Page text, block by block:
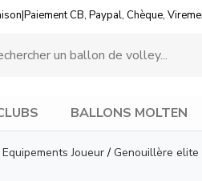
|Paiement CB, Paypal, Chèque,
BALLONS MOLTEN
Equipements Joueur / Genouillère